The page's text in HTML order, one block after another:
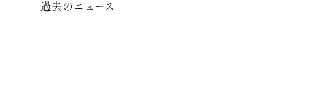
過去のニュース